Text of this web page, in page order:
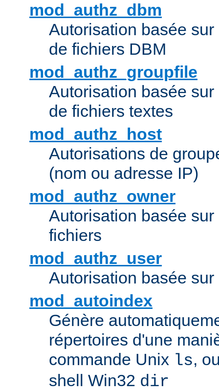
mod_authz_dbm
Autorisation basée
de fichiers DBM
mod_authz_groupfile
Autorisation basée
de fichiers textes
mod_authz_host
Autorisations de
(nom ou adresse IP)
mod_authz_owner
Autorisation basée
fichiers
mod_authz_user
Autorisation basée
mod_autoindex
Génère
répertoires d'une
commande Unix ls,
shell Win32 dir